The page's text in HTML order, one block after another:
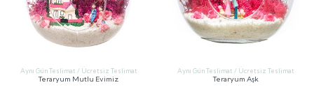
Aynı Gün Teslimat / Ücretsiz Teslimat
Teraryum Mutlu Evimiz
Aynı Gün Teslimat / Ücretsiz Teslimat
Teraryum Aşk